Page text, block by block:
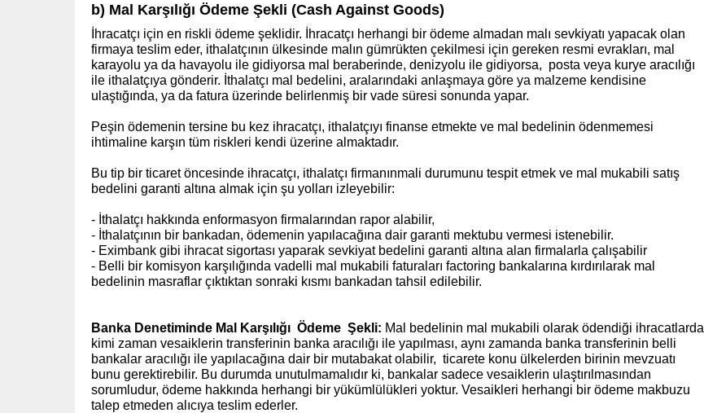
b) Mal Karşılığı Ödeme Şekli (Cash Against Goods)
İhracatçı için en riskli ödeme şeklidir. İhracatçı herhangi bir ödeme almadan malı sevkiyatı yapacak olan
firmaya teslim eder, ithalatçının ülkesinde malın gümrükten çekilmesi için gereken resmi evrakları, mal
karayolu ya da havayolu ile gidiyorsa mal beraberinde, denizyolu ile gidiyorsa, posta veya kurye aracılığı
ile ithalatçıya gönderir. İthalatçı mal bedelini, aralarındaki anlaşmaya göre ya malzeme kendisine
ulaştığında, ya da fatura üzerinde belirlenmiş bir vade süresi sonunda yapar.
Peşin ödemenin tersine bu kez ihracatçı, ithalatçıyı finanse etmekte ve mal bedelinin ödenmemesi
ihtimaline karşın tüm riskleri kendi üzerine almaktadır.
Bu tip bir ticaret öncesinde ihracatçı, ithalatçı firmanınmali durumunu tespit etmek ve mal mukabili satış
bedelini garanti altına almak için şu yolları izleyebilir:
- İthalatçı hakkında enformasyon firmalarından rapor alabilir,
- İthalatçının bir bankadan, ödemenin yapılacağına dair garanti mektubu vermesi istenebilir.
- Eximbank gibi ihracat sigortası yaparak sevkiyat bedelini garanti altına alan firmalarla çalışabilir
- Belli bir komisyon karşılığında vadelli mal mukabili faturaları factoring bankalarına kırdırılarak mal
bedelinin masraflar çıktıktan sonraki kısmı bankadan tahsil edilebilir.
Banka Denetiminde Mal Karşılığı Ödeme Şekli: Mal bedelinin mal mukabili olarak ödendiği ihracatlarda
kimi zaman vesaiklerin transferinin banka aracılığı ile yapılması, aynı zamanda banka transferinin belli
bankalar aracılığı ile yapılacağına dair bir mutabakat olabilir, ticarete konu ülkelerden birinin mevzuatı
bunu gerektirebilir. Bu durumda unutulmamalıdır ki, bankalar sadece vesaiklerin ulaştırılmasından
sorumludur, ödeme hakkında herhangi bir yükümlülükleri yoktur. Vesaikleri herhangi bir ödeme makbuzu
talep etmeden alıcıya teslim ederler.